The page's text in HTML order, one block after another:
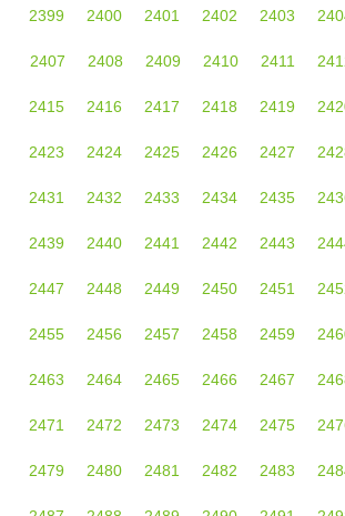
2399 2400 2401 2402 2403
2407 2408 2409 2410 2411
2415 2416 2417 2418 2419
2423 2424 2425 2426 2427
2431 2432 2433 2434 2435
2439 2440 2441 2442 2443
2447 2448 2449 2450 2451
2455 2456 2457 2458 2459
2463 2464 2465 2466 2467
2471 2472 2473 2474 2475
2479 2480 2481 2482 2483